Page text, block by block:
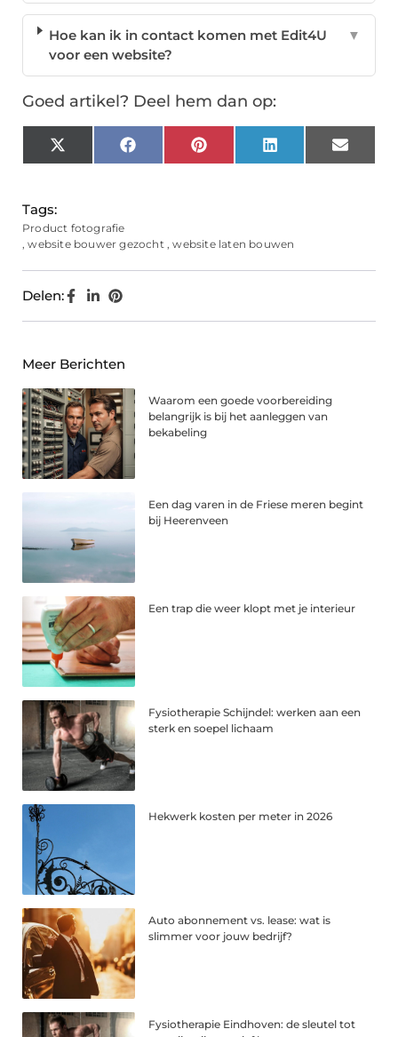
Hoe kan ik in contact komen met Edit4U
voor een website?
▼
Goed artikel? Deel hem dan op:
X
(Twitter)
FacebookPinterest LinkedIn Email
Tags:
Product fotografie
,website bouwer gezocht,website laten bouwen
Delen:
Meer Berichten
Waarom een goede voorbereiding
belangrijk is bij het aanleggen van
bekabeling
Een dag varen in de Friese meren begint
bij Heerenveen
Een trap die weer klopt met je interieur
Fysiotherapie Schijndel: werken aan een
sterk en soepel lichaam
Hekwerk kosten per meter in 2026
Auto abonnement vs. lease: wat is
slimmer voor jouw bedrijf?
Fysiotherapie Eindhoven: de sleutel tot